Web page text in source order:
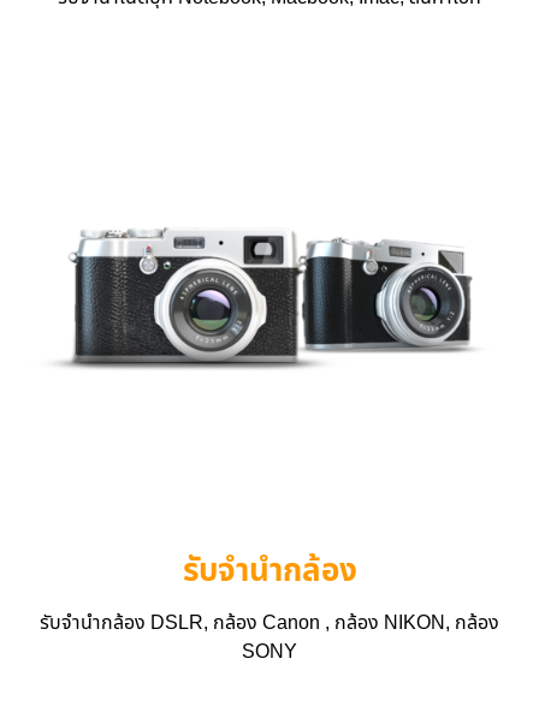
รับจำนำกล้อง
รับจำนำกล้อง DSLR, กล้อง Canon , กล้อง NIKON, กล้อง
SONY